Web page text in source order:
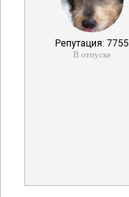
Репутация: 7755
В отпуске